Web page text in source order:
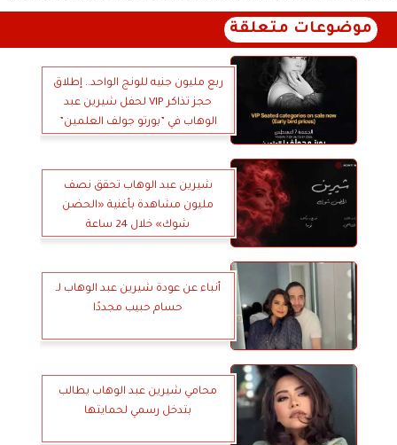
موضوعات متعلقة
ربع مليون جنيه للونج الواحد.. إطلاق
حجز تذاكر VIP لحفل شيرين عبد
الوهاب في ”بورتو جولف العلمين”
شيرين عبد الوهاب تحقق نصف
مليون مشاهدة بأغنية «الحضن
شوك» خلال 24 ساعة
أنباء عن عودة شيرين عبد الوهاب لـ
حسام حبيب مجددًا
محامي شيرين عبد الوهاب يطالب
بتدخل رسمي لحمايتها